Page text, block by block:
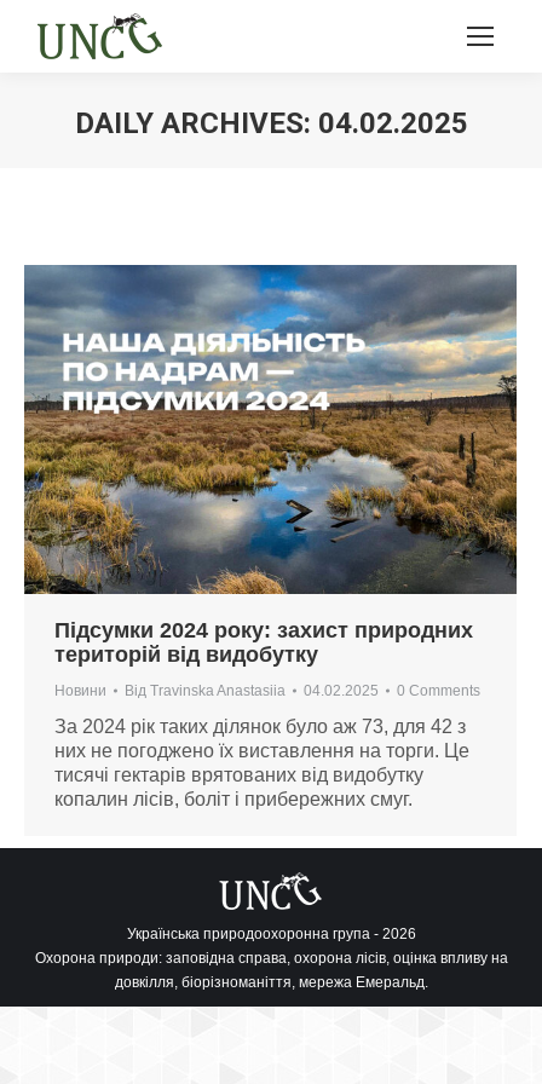
DAILY ARCHIVES: 04.02.2025
Підсумки 2024 року: захист природних
територій від видобутку
Новини Від Travinska Anastasiia 04.02.2025 0 Comments
За 2024 рік таких ділянок було аж 73, для 42 з
них не погоджено їх виставлення на торги. Це
тисячі гектарів врятованих від видобутку
копалин лісів, боліт і прибережних смуг.
Українська природоохоронна група - 2026
Охорона природи: заповідна справа, охорона лісів, оцінка впливу на
довкілля, біорізноманіття, мережа Емеральд.